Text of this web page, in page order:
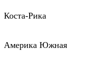
Коста-Рика
Америка Южная